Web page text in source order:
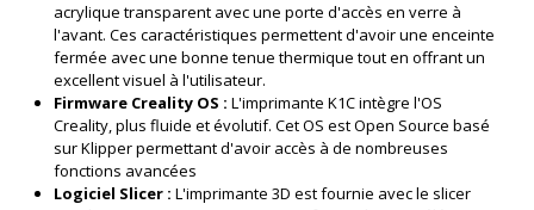
acrylique transparent avec une porte d'accès en verre à
l'avant. Ces caractéristiques permettent d'avoir une enceinte
fermée avec une bonne tenue thermique tout en offrant un
excellent visuel à l'utilisateur.
Firmware Creality OS : L'imprimante K1C intègre l'OS
Creality, plus fluide et évolutif. Cet OS est Open Source basé
sur Klipper permettant d'avoir accès à de nombreuses
fonctions avancées
Logiciel Slicer : L'imprimante 3D est fournie avec le slicer